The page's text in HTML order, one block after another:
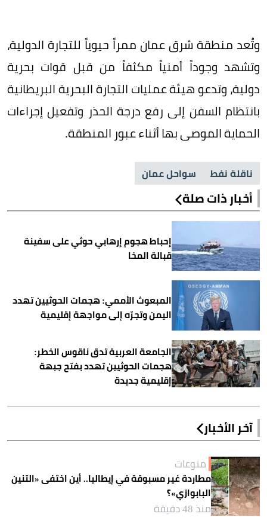
وتُعد منطقة شرق عمان ممراً حيوياً للتجارة الدولية،
وتشهد وجوداً أمنياً مكثفاً من قبل قوات بحرية
دولية، وتدعو هيئة عمليات التجارة البحرية البريطانية
بانتظام السفن إلى رفع درجة الحذر وتفعيل إجراءات
الحماية الموصى بها أثناء عبور المنطقة.
ناقلة نفط سواحل عمان
أخبار ذات صلة
إحباط هجوم إرهابي حوثي على سفينة
قبالة المخا
المبعوث الأممي: هجمات الحوثيين تهدد
اليمن وتجرّه إلى مواجهة إقليمية
الجامعة العربية تدق ناقوس الخطر:
هجمات الحوثيين تهدد بفتح جبهة
إقليمية جديدة
آخر الأخبار
منوعات
مطاردة غير مسبوقة في إيطاليا.. أين اختفى «التنين
البابوازي»؟
منذ 48 دقيقة